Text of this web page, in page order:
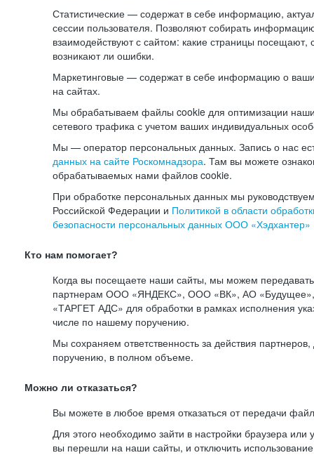
Статистические — содержат в себе информацию,
сессии пользователя. Позволяют собирать
взаимодействуют с сайтом: какие страницы посещают,
возникают ли ошибки.
Маркетинговые — содержат в себе информацию о
на сайтах.
Мы обрабатываем файлы cookie для оптимизации
сетевого трафика с учетом ваших индивидуальных
Мы — оператор персональных данных. Запись о нас
данных на сайте Роскомнадзора. Там вы можете
обрабатываемых нами файлов cookie.
При обработке персональных данных мы
Российской Федерации и Политикой в области
безопасности персональных данных ООО «Хэдхантер»
Кто нам помогает?
Когда вы посещаете наши сайты, мы можем
партнерам ООО «ЯНДЕКС», ООО «ВК», АО
«ТАРГЕТ АДС» для обработки в рамках исполнения
числе по нашему поручению.
Мы сохраняем ответственность за действия
поручению, в полном объеме.
Можно ли отказаться?
Вы можете в любое время отказаться от передачи
Для этого необходимо зайти в настройки браузера или
вы перешли на наши сайты, и отключить